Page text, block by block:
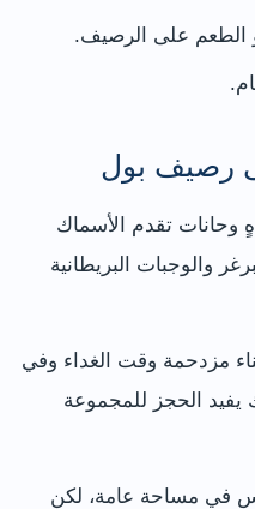
الطعم على الرصيف.
رصيف بول
وحانات تقدم الأسماك
والوجبات البريطانية
مزدحمة وقت الغداء وفي
يفيد الحجز للمجموعة
في مساحة عامة، لكن